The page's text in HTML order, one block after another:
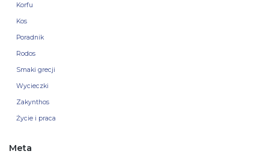
Korfu
Kos
Poradnik
Rodos
Smaki grecji
Wycieczki
Zakynthos
Życie i praca
Meta